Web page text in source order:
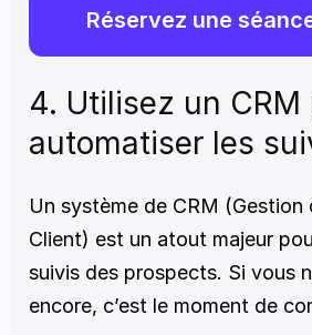
Réservez une
4. Utilisez un CRM
automatiser les
Un système de CRM (Gestion
Client) est un atout majeur
suivis des prospects. Si vous
encore, c’est le moment de